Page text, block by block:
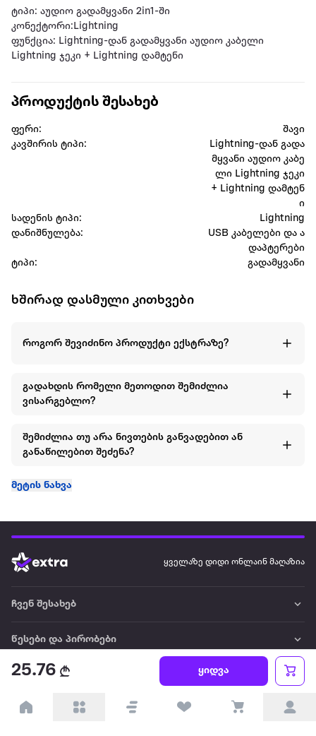
ტიპი: აუდიო გადამყვანი 2in1-ში
კონექტორი:Lightning
ფუნქცია: Lightning-დან გადამყვანი აუდიო კაბელი
Lightning ჯეკი + Lightning დამტენი
25.76 ყიდვა
პროდუქტის შესახებ
ფერი:
შავი
კავშირის ტიპი:
Lightning-დან გადა
მყვანი აუდიო კაბე
ლი Lightning ჯეკი
+ Lightning დამტენ
ი
სადენის ტიპი:
Lightning
დანიშნულება:
USB კაბელები და ა
დაპტერები
ტიპი:
გადამყვანი
ხშირად დასმული კითხვები
როგორ შევიძინო პროდუქტი ექსტრაზე?
გადახდის რომელი მეთოდით შემიძლია
ვისარგებლო?
შემიძლია თუ არა ნივთების განვადებით ან
განაწილებით შეძენა?
მეტის ნახვა
ყველაზე დიდი ონლაინ მაღაზია
ჩვენ შესახებ
წესები და პირობები
პარტნიორებისთვის
ტრენდული